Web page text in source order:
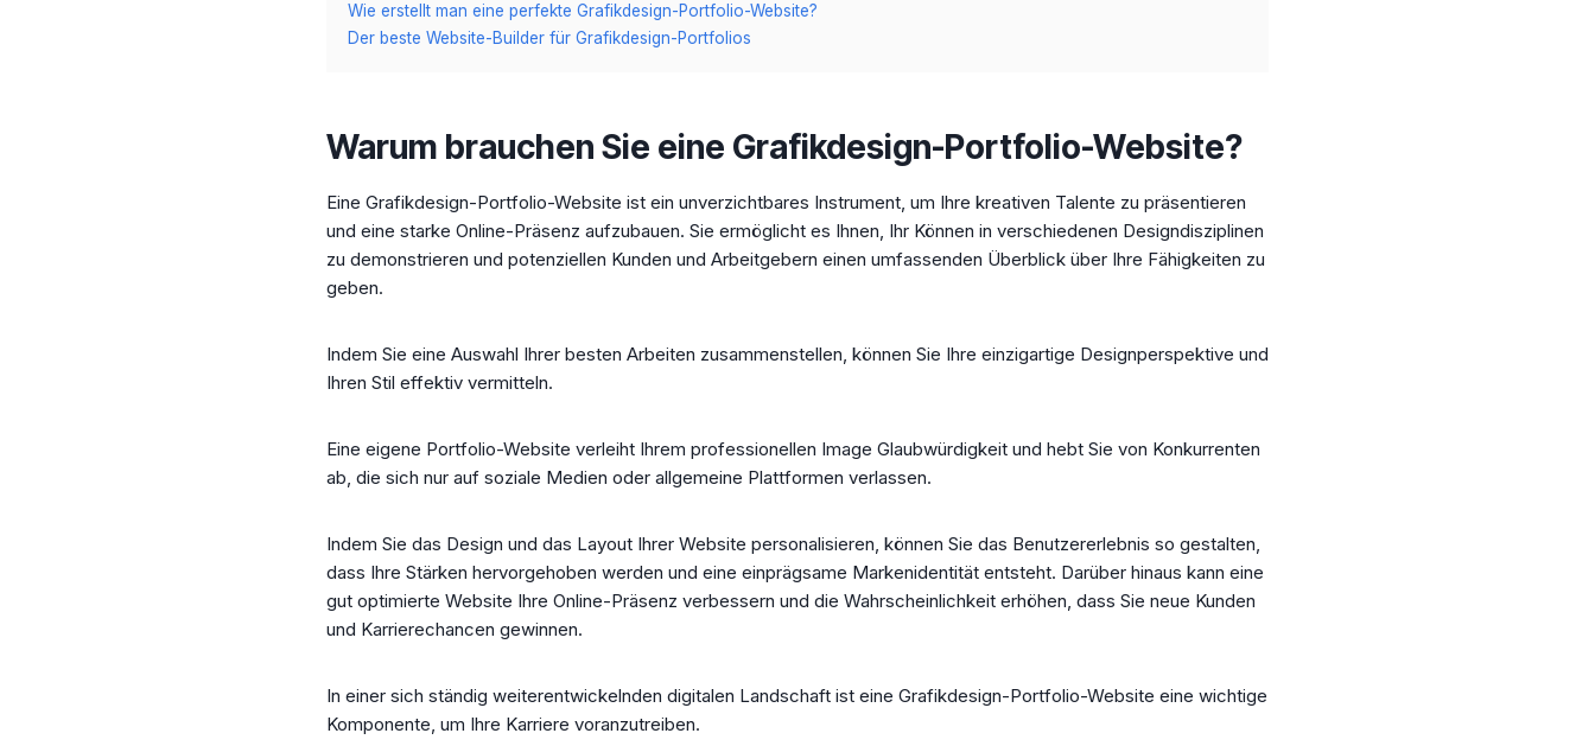
Wie erstellt man eine perfekte Grafikdesign-Portfolio-Website?
Der beste Website-Builder für Grafikdesign-Portfolios
Warum brauchen Sie eine Grafikdesign-Portfolio-Website?
Eine Grafikdesign-Portfolio-Website ist ein unverzichtbares Instrument, um Ihre kreativen Talente zu präsentieren
und eine starke Online-Präsenz aufzubauen. Sie ermöglicht es Ihnen, Ihr Können in verschiedenen Designdisziplinen
zu demonstrieren und potenziellen Kunden und Arbeitgebern einen umfassenden Überblick über Ihre Fähigkeiten zu
geben.
Indem Sie eine Auswahl Ihrer besten Arbeiten zusammenstellen, können Sie Ihre einzigartige Designperspektive und
Ihren Stil effektiv vermitteln.
Eine eigene Portfolio-Website verleiht Ihrem professionellen Image Glaubwürdigkeit und hebt Sie von Konkurrenten
ab, die sich nur auf soziale Medien oder allgemeine Plattformen verlassen.
Indem Sie das Design und das Layout Ihrer Website personalisieren, können Sie das Benutzererlebnis so gestalten,
dass Ihre Stärken hervorgehoben werden und eine einprägsame Markenidentität entsteht. Darüber hinaus kann eine
gut optimierte Website Ihre Online-Präsenz verbessern und die Wahrscheinlichkeit erhöhen, dass Sie neue Kunden
und Karrierechancen gewinnen.
In einer sich ständig weiterentwickelnden digitalen Landschaft ist eine Grafikdesign-Portfolio-Website eine wichtige
Komponente, um Ihre Karriere voranzutreiben.